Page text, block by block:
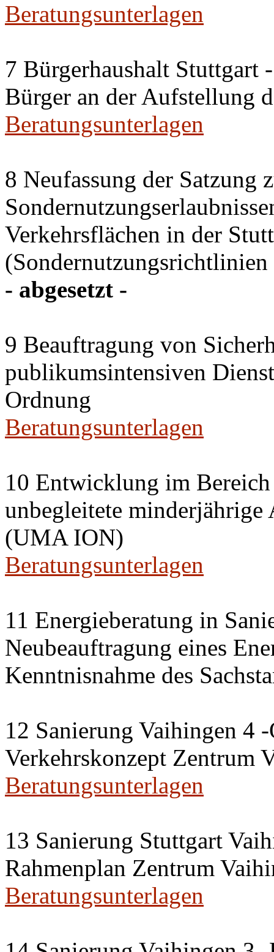
Beratungsunterlagen
7 Bürgerhaushalt Stuttgart
Bürger an der Aufstellung
Beratungsunterlagen
8 Neufassung der Satzung
Verkehrsflächen in der
(Sondernutzungsrichtlinien
- abgesetzt -
9 Beauftragung von
publikumsintensiven
Ordnung
Beratungsunterlagen
10 Entwicklung im
unbegleitete minderjährige
(UMA ION)
Beratungsunterlagen
11 Energieberatung in
Neubeauftragung eines
Kenntnisnahme des
12 Sanierung Vaihingen 4
Verkehrskonzept Zentrum
Beratungsunterlagen
13 Sanierung Stuttgart
Rahmenplan Zentrum
Beratungsunterlagen